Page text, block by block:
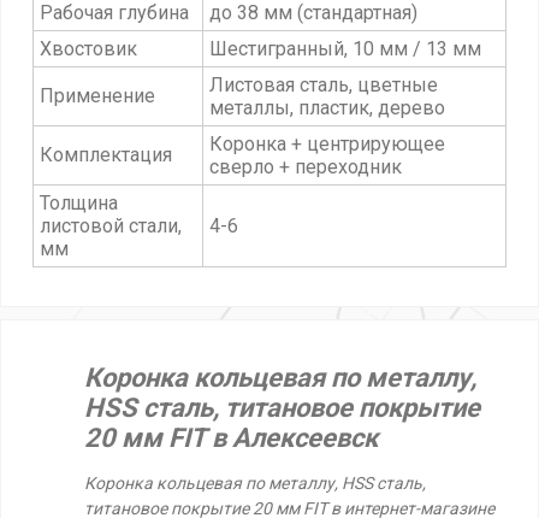
Рабочая глубина
до 38 мм (стандартная)
Хвостовик
Шестигранный, 10 мм / 13 мм
Применение
Листовая сталь, цветные
металлы, пластик, дерево
Комплектация
Коронка + центрирующее
сверло + переходник
Толщина
листовой стали,
мм
4-6
Коронка кольцевая по металлу,
HSS сталь, титановое покрытие
20 мм FIT в Алексеевск
Коронка кольцевая по металлу, HSS сталь,
титановое покрытие 20 мм FIT в интернет-магазине